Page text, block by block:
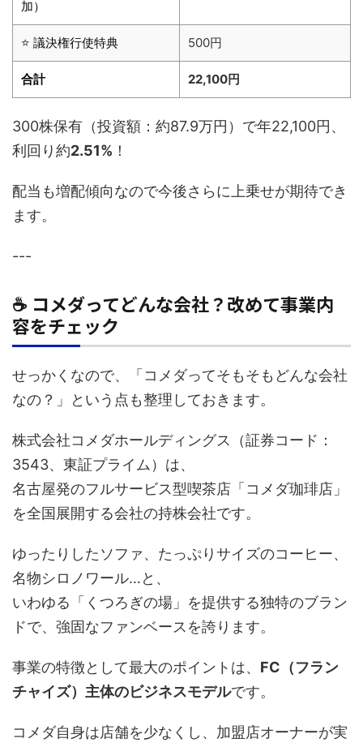
加）
⭐ 議決権行使特典 500円
合計 22,100円
300株保有（投資額：約87.9万円）で年22,100円、
利回り約2.51% ！
配当も増配傾向なので今後さらに上乗せが期待でき
ます。
---
☕ コメダってどんな会社？改めて事業内
容をチェック
せっかくなので、「コメダってそもそもどんな会社
なの？」という点も整理しておきます。
株式会社コメダホールディングス（証券コード：
3543、東証プライム）は、
名古屋発のフルサービス型喫茶店「コメダ珈琲店」
を全国展開する会社の持株会社です。
ゆったりしたソファ、たっぷりサイズのコーヒー、
名物シロノワール…と、
いわゆる「くつろぎの場」を提供する独特のブラン
ドで、強固なファンベースを誇ります。
事業の特徴として最大のポイントは、 FC（フラン
チャイズ）主体のビジネスモデルです。
コメダ自身は店舗を少なくし、加盟店オーナーが実